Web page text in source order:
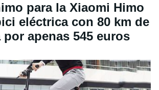
para la Xiaomi Himo
eléctrica con 80 km de
apenas 545 euros